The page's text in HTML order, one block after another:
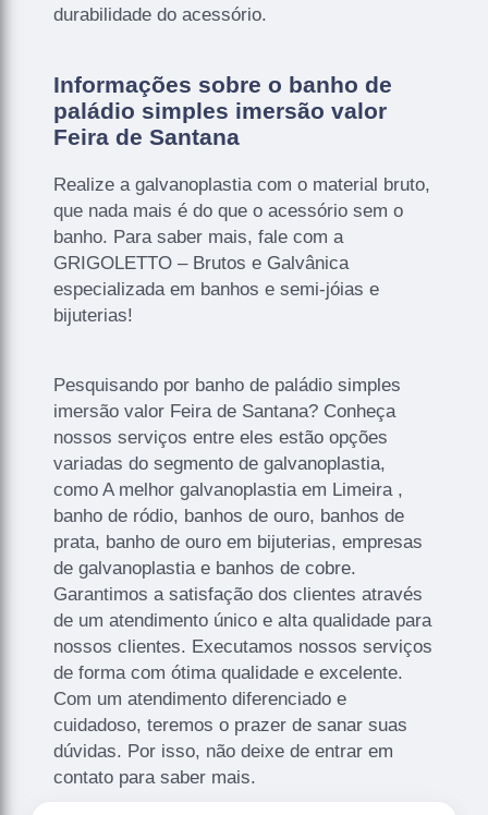
durabilidade do acessório.
Informações sobre o banho de
paládio simples imersão valor
Feira de Santana
Realize a galvanoplastia com o material bruto,
que nada mais é do que o acessório sem o
banho. Para saber mais, fale com a
GRIGOLETTO – Brutos e Galvânica
especializada em banhos e semi-jóias e
bijuterias!
Pesquisando por banho de paládio simples
imersão valor Feira de Santana? Conheça
nossos serviços entre eles estão opções
variadas do segmento de galvanoplastia,
como A melhor galvanoplastia em Limeira ,
banho de ródio, banhos de ouro, banhos de
prata, banho de ouro em bijuterias, empresas
de galvanoplastia e banhos de cobre.
Garantimos a satisfação dos clientes através
de um atendimento único e alta qualidade para
nossos clientes. Executamos nossos serviços
de forma com ótima qualidade e excelente.
Com um atendimento diferenciado e
cuidadoso, teremos o prazer de sanar suas
dúvidas. Por isso, não deixe de entrar em
contato para saber mais.